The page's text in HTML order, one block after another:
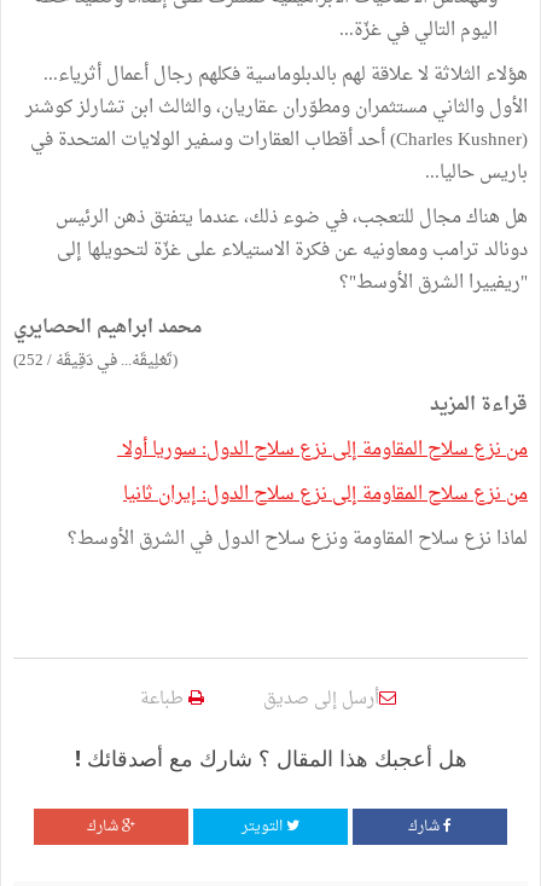
اليوم التالي في غزّة...
هؤلاء الثلاثة لا علاقة لهم بالدبلوماسية فكلهم رجال أعمال أثرياء...
الأول والثاني مستثمران ومطوّران عقاريان، والثالث ابن تشارلز كوشنر
(Charles Kushner) أحد أقطاب العقارات وسفير الولايات المتحدة في
باريس حاليا...
هل هناك مجال للتعجب، في ضوء ذلك، عندما يتفتق ذهن الرئيس
دونالد ترامب ومعاونيه عن فكرة الاستيلاء على غزّة لتحويلها إلى
"ريفييرا الشرق الأوسط"؟
محمد ابراهيم الحصايري
(تَعْلِيقَهْ... في دَقِيقَهْ / 252)
قراءة المزيد
من نزع سلاح المقاومة إلى نزع سلاح الدول: سوريا أولا
من نزع سلاح المقاومة إلى نزع سلاح الدول: إيران ثانيا
لماذا نزع سلاح المقاومة ونزع سلاح الدول في الشرق الأوسط؟
أرسل إلى صديق طباعة
هل أعجبك هذا المقال ؟ شارك مع أصدقائك !
شارك التويتر شارك